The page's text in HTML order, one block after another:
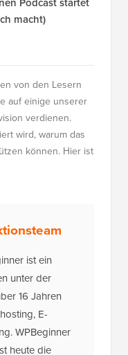
Podcast startet
macht)
von den Lesern
auf einige unserer
verdienen.
wird, warum das
können. Hier ist
ist ein
unter der
16 Jahren
E-
WPBeginner